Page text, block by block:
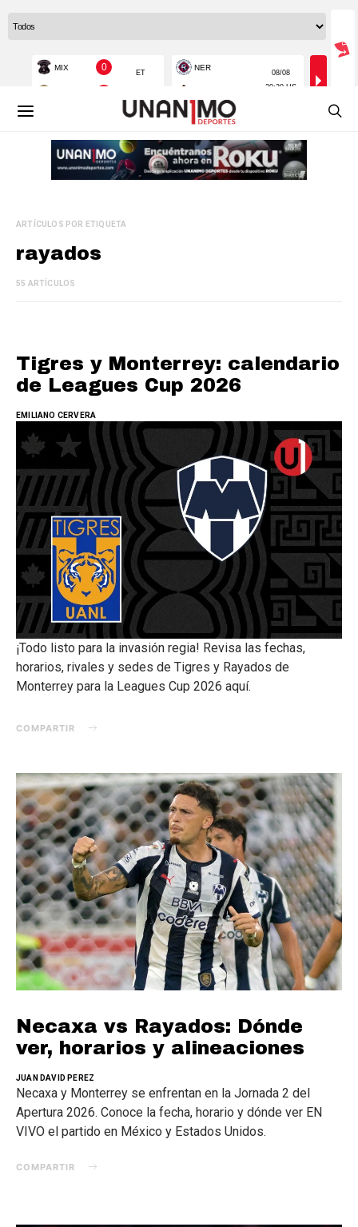
ARTÍCULOS POR ETIQUETA
rayados
55 ARTÍCULOS
Tigres y Monterrey: calendario
de Leagues Cup 2026
EMILIANO CERVERA
¡Todo listo para la invasión regia! Revisa las fechas,
horarios, rivales y sedes de Tigres y Rayados de
Monterrey para la Leagues Cup 2026 aquí.
COMPARTIR
Necaxa vs Rayados: Dónde
ver, horarios y alineaciones
JUAN DAVID PEREZ
Necaxa y Monterrey se enfrentan en la Jornada 2 del
Apertura 2026. Conoce la fecha, horario y dónde ver EN
VIVO el partido en México y Estados Unidos.
COMPARTIR